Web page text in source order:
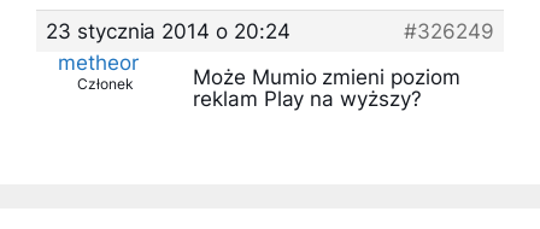
23 stycznia 2014 o 20:24
#326249
metheor
Członek
Może Mumio zmieni poziom
reklam Play na wyższy?